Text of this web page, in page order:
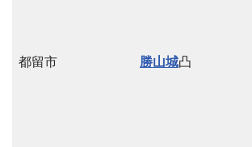
都留市 勝山城凸